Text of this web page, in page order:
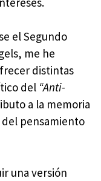
el Segundo
me he
distintas
del “Anti-
a la memoria
del pensamiento
una versión